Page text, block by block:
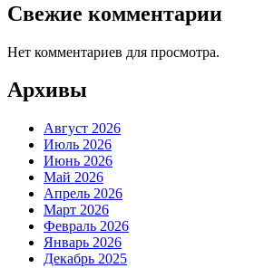
Свежие комментарии
Нет комментариев для просмотра.
Архивы
Август 2026
Июль 2026
Июнь 2026
Май 2026
Апрель 2026
Март 2026
Февраль 2026
Январь 2026
Декабрь 2025